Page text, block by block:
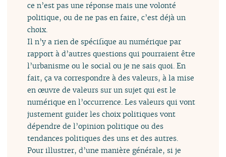
ce n’est pas une réponse mais une volonté
politique, ou de ne pas en faire, c’est déjà un
choix.
Il n’y a rien de spécifique au numérique par
rapport à d’autres questions qui pourraient être
l’urbanisme ou le social ou je ne sais quoi. En
fait, ça va correspondre à des valeurs, à la mise
en œuvre de valeurs sur un sujet qui est le
numérique en l’occurrence. Les valeurs qui vont
justement guider les choix politiques vont
dépendre de l’opinion politique ou des
tendances politiques des uns et des autres.
Pour illustrer, d’une manière générale, si je